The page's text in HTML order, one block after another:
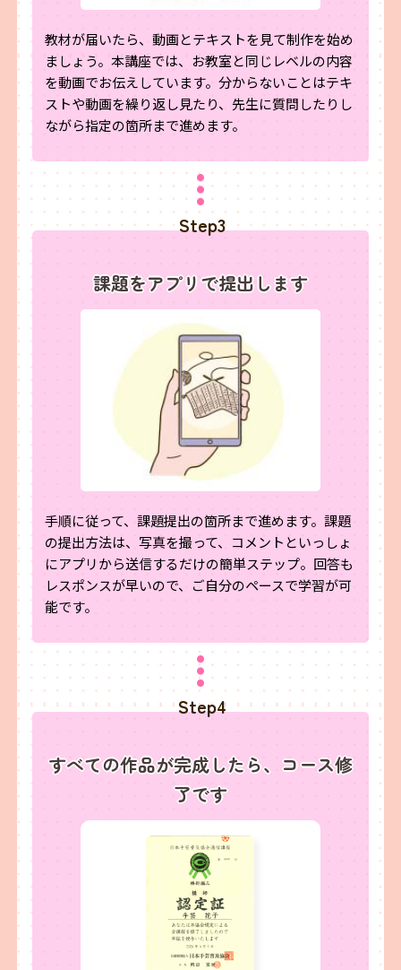
教材が届いたら、動画とテキストを見て制作を始め
ましょう。本講座では、お教室と同じレベルの内容
を動画でお伝えしています。分からないことはテキ
ストや動画を繰り返し見たり、先生に質問したりし
ながら指定の箇所まで進めます。
Step3
課題をアプリで提出します
手順に従って、課題提出の箇所まで進めます。課題
の提出方法は、写真を撮って、コメントといっしょ
にアプリから送信するだけの簡単ステップ。回答も
レスポンスが早いので、ご自分のペースで学習が可
能です。
Step4
すべての作品が完成したら、コース修
了です